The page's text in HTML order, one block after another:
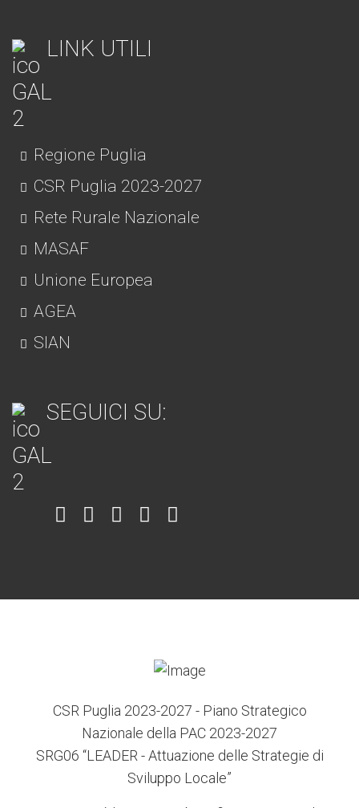
LINK UTILI
Regione Puglia
CSR Puglia 2023-2027
Rete Rurale Nazionale
MASAF
Unione Europea
AGEA
SIAN
SEGUICI SU:
Item Item Item Item
CSR Puglia 2023-2027 - Piano Strategico
Nazionale della PAC 2023-2027
SRG06 “LEADER - Attuazione delle Strategie di
Sviluppo Locale”